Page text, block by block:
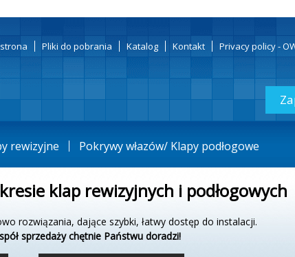
Pliki do pobrania Katalog Kontakt Privacy policy -
rewizyjne Pokrywy włazów/ Klapy podłogowe
klap rewizyjnych i podłogowych
rozwiązania, dające szybki, łatwy dostęp do instalacji.
sprzedaży chętnie Państwu doradzi!